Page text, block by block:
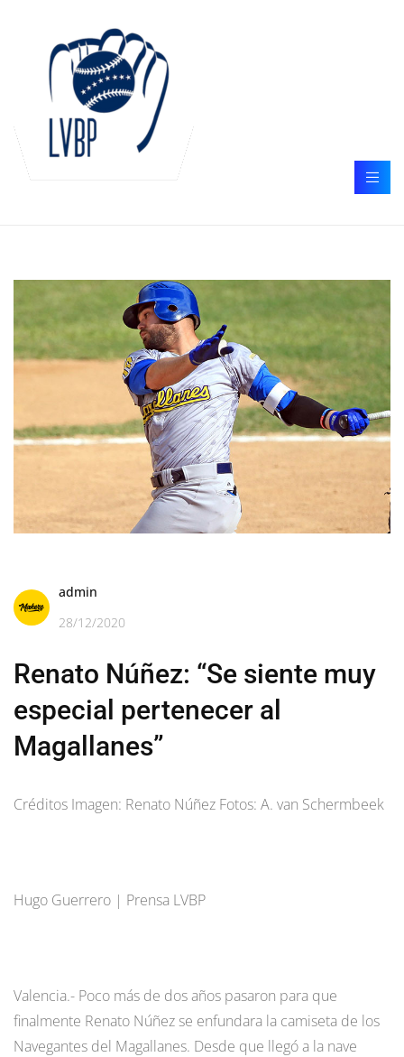
admin
28/12/2020
Renato Núñez: “Se siente muy
especial pertenecer al
Magallanes”
Créditos Imagen: Renato Núñez Fotos: A. van Schermbeek
Hugo Guerrero | Prensa LVBP
Valencia.- Poco más de dos años pasaron para que
finalmente Renato Núñez se enfundara la camiseta de los
Navegantes del Magallanes. Desde que llegó a la nave